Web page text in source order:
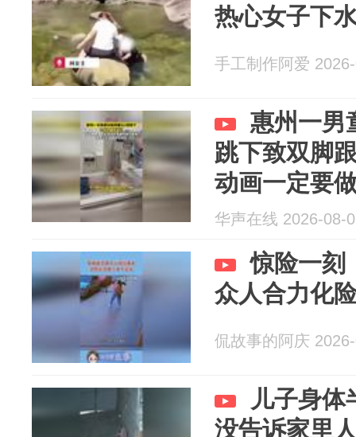
热心女子下
手工制作阿爱
惠州一男
跳下致双脚
动画一定要
华声在线 2026-08-
惊险一刻
众人合力化
侃故事的阿庆
儿子身体
没告诉家里